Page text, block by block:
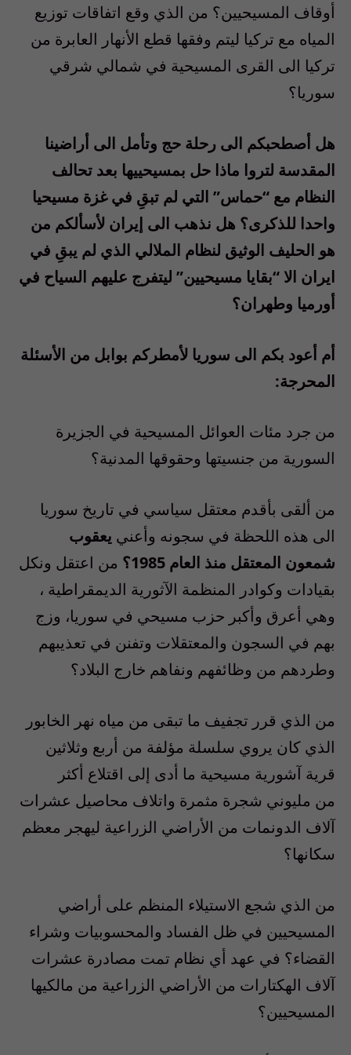
أوقاف المسيحيين؟ من الذي وقع اتفاقات توزيع
المياه مع تركيا ليتم وفقها قطع الأنهار العابرة من
تركيا الى القرى المسيحية في شمالي شرقي
سوريا؟
هل أصطحبكم الى رحلة حج وتأمل الى أراضينا
المقدسة لتروا ماذا حل بمسيحييها بعد تحالف
النظام مع “حماس” التي لم تبقِ في غزة مسيحيا
واحدا للذكرى؟ هل نذهب الى إيران لأسألكم من
هو الحليف الوثيق لنظام الملالي الذي لم يبقِ في
ايران الا “بقايا مسيحيين” ليتفرج عليهم السياح في
أورميا وطهران؟
أم أعود بكم الى سوريا لأمطركم بوابل من الأسئلة
المحرجة:
من جرد مئات العوائل المسيحية في الجزيرة
السورية من جنسيتها وحقوقها المدنية؟
من ألقى بأقدم معتقل سياسي في تاريخ سوريا
الى هذه اللحظة في سجونه وأعني يعقوب
شمعون المعتقل منذ العام 1985؟
من اعتقل ونكل
بقيادات وكوادر المنظمة الآثورية الديمقراطية ،
وهي أعرق وأكبر حزب مسيحي في سوريا، وزج
بهم في السجون والمعتقلات وتفنن في تعذيبهم
وطردهم من وظائفهم ونفاهم خارج البلاد؟
من الذي قرر تجفيف ما تبقى من مياه نهر الخابور
الذي كان يروي سلسلة مؤلفة من أربع وثلاثين
قرية آشورية مسيحية ما أدى إلى اقتلاع أكثر
من مليوني شجرة مثمرة واتلاف محاصيل عشرات
آلاف الدونمات من الأراضي الزراعية ليهجر معظم
سكانها؟
من الذي شجع الاستيلاء المنظم على أراضي
المسيحيين في ظل الفساد والمحسوبيات وشراء
القضاء؟ في عهد أي نظام تمت مصادرة عشرات
آلاف الهكتارات من الأراضي الزراعية من مالكيها
المسيحيين؟